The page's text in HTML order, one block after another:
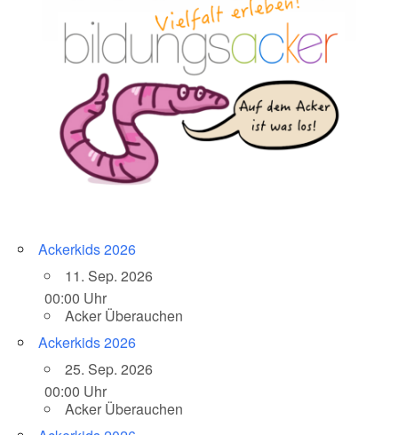
Ackerkids 2026
11. Sep. 2026
00:00 Uhr
Acker Überauchen
Ackerkids 2026
25. Sep. 2026
00:00 Uhr
Acker Überauchen